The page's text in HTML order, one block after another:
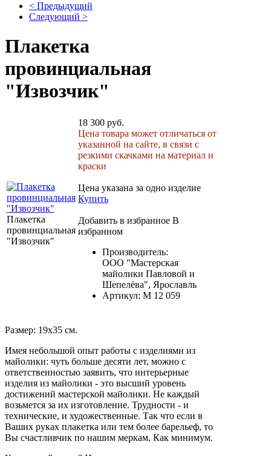
< Предыдущий
Следующий >
Плакетка
провинциальная
"Извозчик"
Плакетка
провинциальная
"Извозчик"
18 300 руб.
Цена товара может отличаться от
указанной на сайте, в связи с
резкими скачками на материал и
краски
Цена указана за одно изделие
Купить
Добавить в избранное В
избранном
Производитель:
ООО "Мастерская
майолики Павловой и
Шепелёва", Ярославль
Артикул: М 12 059
Размер: 19х35 см.
Имея небольшой опыт работы с изделиями из
майолики: чуть больше десяти лет, можно с
ответственностью заявить, что интерьерные
изделия из майолики - это высший уровень
достижений мастерской майолики. Не каждый
возьмется за их изготовление. Трудности - и
технические, и художественные. Так что если в
Ваших руках плакетка или тем более барельеф, то
Вы счастливчик по нашим меркам. Как минимум.